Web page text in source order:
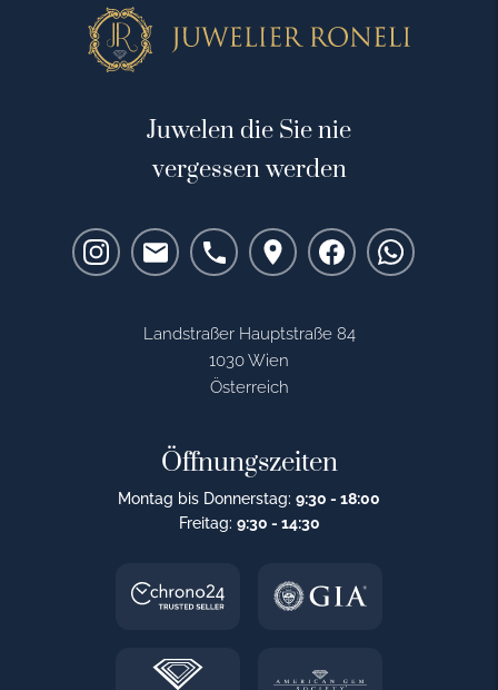
Juwelen die Sie nie
vergessen werden
Landstraßer Hauptstraße 84
1030 Wien
Österreich
Öffnungszeiten
Montag bis Donnerstag: 9:30 - 18:00
Freitag: 9:30 - 14:30